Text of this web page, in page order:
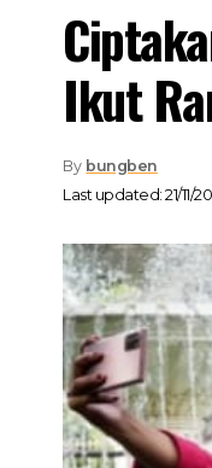
Ikut
Last updated: 21/11/
By bungben